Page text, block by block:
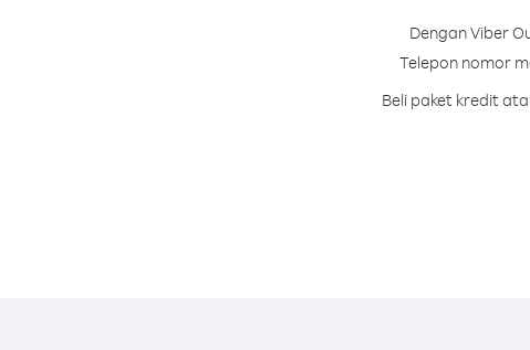
Dengan Viber
Telepon nomor
Beli paket kredit